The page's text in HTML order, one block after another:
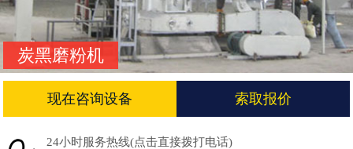
炭黑磨粉机
现在咨询设备 索取报价
24小时服务热线(点击直接拨打电话)